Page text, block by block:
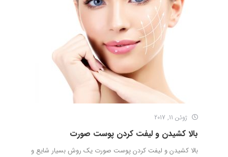
ژوئن 11, 2017
بالا کشیدن و لیفت کردن پوست صورت
بالا کشیدن و لیفت کردن پوست صورت یک روش بسیار شایع و